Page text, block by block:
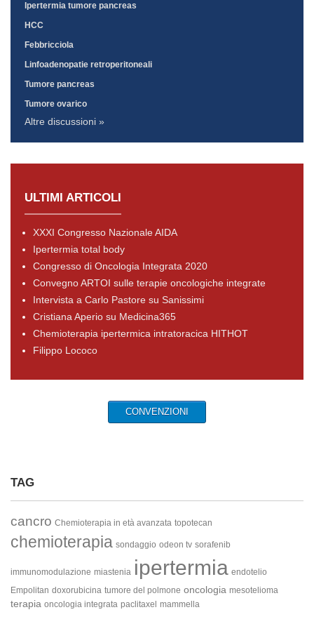
Ipertermia tumore pancreas
HCC
Febbricciola
Linfoadenopatie retroperitoneali
Tumore pancreas
Tumore ovarico
Altre discussioni »
ULTIMI ARTICOLI
XXXI Congresso Nazionale AIDA
Ipertermia total body
Congresso di Oncologia Integrata 2020
Convegno ARTOI sulle terapie oncologiche integrate
Intervista a Carlo Pastore su Sanissimi
Cristiana Aperio su Medicina365
Chemioterapia ipertermica intratoracica HITHOT
Filippo Lococo
CONVENZIONI
TAG
cancro Chemioterapia in età avanzata topotecan
chemioterapia sondaggio odeon tv sorafenib
immunomodulazione miastenia ipertermia endotelio
Empolitan doxorubicina tumore del polmone oncologia mesotelioma
terapia oncologia integrata paclitaxel mammella